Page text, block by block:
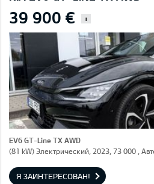
39 900 € i
EV6 GT-Line TX AWD
(81 kW) Электрический, 2023, 73 000 ,
Я ЗАИНТЕРЕСОВАН!